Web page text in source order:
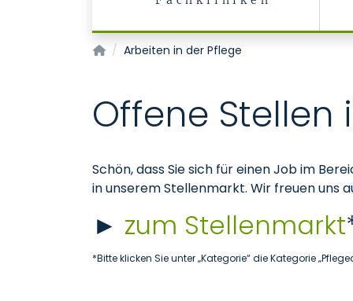
Pflegedienst
Arbeiten in der Pflege
Offene Stellen
Schön, dass Sie sich für einen Job im
in unserem Stellenmarkt. Wir freuen uns
► zum Stellenmarkt
*Bitte klicken Sie unter „Kategorie“ die Kategorie